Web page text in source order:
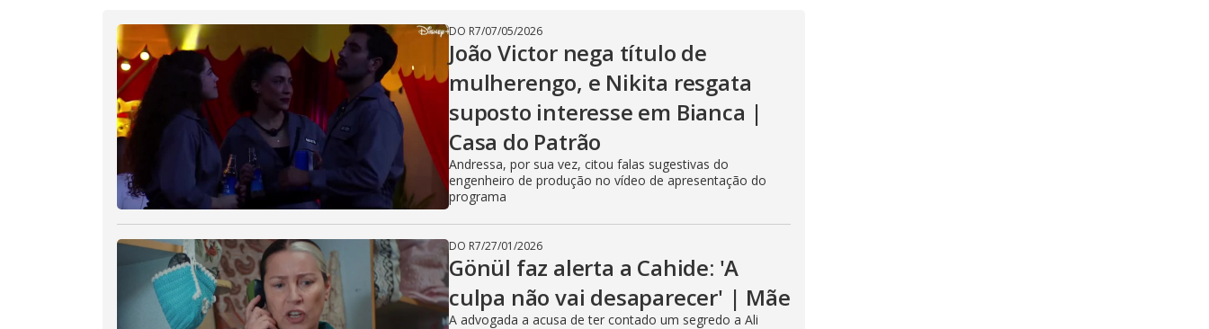
DO R7/07/05/2026
João Victor nega título de
mulherengo, e Nikita resgata
suposto interesse em Bianca |
Casa do Patrão
Andressa, por sua vez, citou falas sugestivas do
engenheiro de produção no vídeo de apresentação do
programa
DO R7/27/01/2026
Gönül faz alerta a Cahide: 'A
culpa não vai desaparecer' | Mãe
A advogada a acusa de ter contado um segredo a Ali